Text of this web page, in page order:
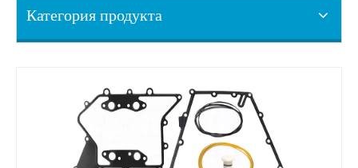
Категория продукта